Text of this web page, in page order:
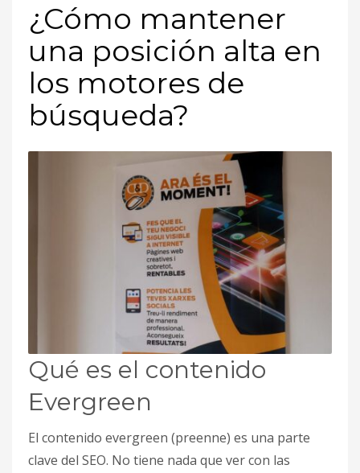
¿Cómo mantener
una posición alta en
los motores de
búsqueda?
Qué es el contenido
Evergreen
El contenido evergreen (preenne) es una parte
clave del SEO. No tiene nada que ver con las